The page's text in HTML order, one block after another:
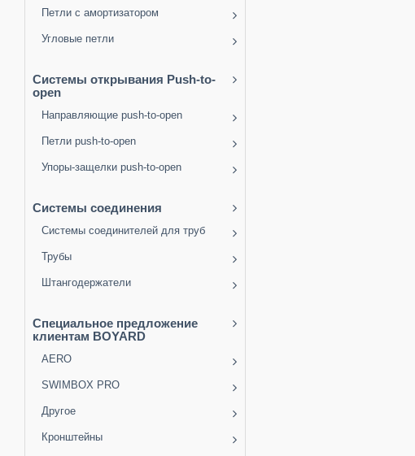
Петли с амортизатором
Угловые петли
Системы открывания Push-to-
open
Направляющие push-to-open
Петли push-to-open
Упоры-защелки push-to-open
Системы соединения
Системы соединителей для труб
Трубы
Штангодержатели
Специальное предложение
клиентам BOYARD
AERO
SWIMBOX PRO
Другое
Кронштейны